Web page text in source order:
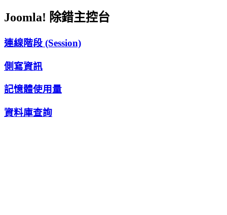
Joomla! 除錯主控台
連線階段 (Session)
側寫資訊
記憶體使用量
資料庫查詢